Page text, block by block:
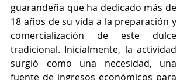
guarandeña que ha dedicado más de
18 años de su vida a la preparación y
comercialización de este dulce
tradicional. Inicialmente, la actividad
surgió como una necesidad, una
fuente de ingresos económicos para